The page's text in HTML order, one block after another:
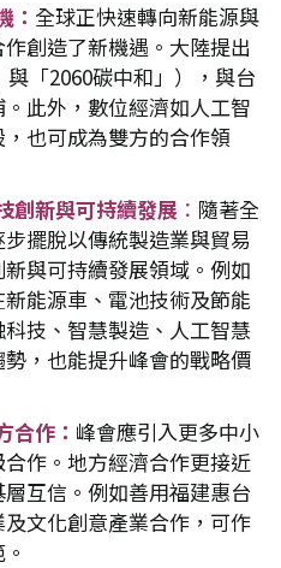
： 全球正快速轉向新能源與
創造了新機遇。大陸提出
「2060碳中和」），與台
此外，數位經濟如人工智
也可成為雙方的合作領
創新與可持續發展 ： 隨著全
擺脫以傳統製造業與貿易
與可持續發展領域。例如
能源車、電池技術及節能
技、智慧製造、人工智慧
，也能提升峰會的戰略價
合作： 峰會應引入更多中小
作。地方經濟合作更接近
互信。例如善用福建惠台
文化創意產業合作，可作